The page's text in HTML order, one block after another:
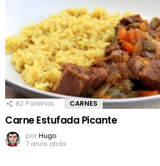
82 Partilhas CARNES
Carne Estufada Picante
porHugo
7 anos atrás